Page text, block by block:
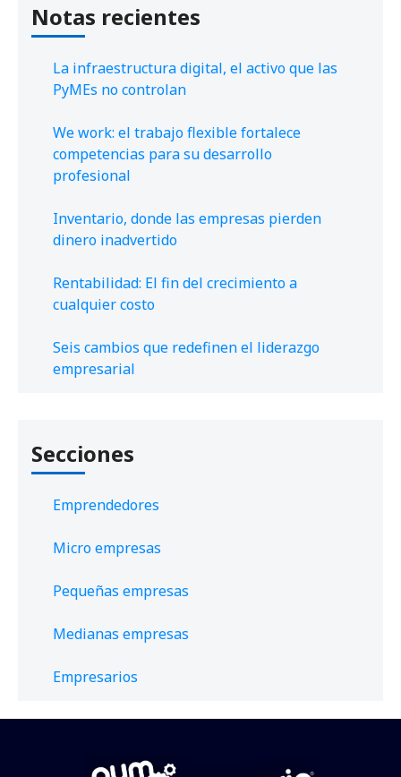
Notas recientes
La infraestructura digital, el activo que las
PyMEs no controlan
We work: el trabajo flexible fortalece
competencias para su desarrollo
profesional
Inventario, donde las empresas pierden
dinero inadvertido
Rentabilidad: El fin del crecimiento a
cualquier costo
Seis cambios que redefinen el liderazgo
empresarial
Secciones
Emprendedores
Micro empresas
Pequeñas empresas
Medianas empresas
Empresarios